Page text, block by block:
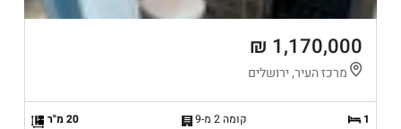
1,170,000 ₪
מרכז העיר, ירושלים
1 קומה 2 מ-9 20 מ"ר